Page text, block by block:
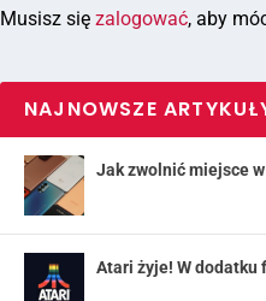
Musisz się zalogować, aby
NAJNOWSZE
Jak zwolnić miejsce
Atari żyje! W dodatku